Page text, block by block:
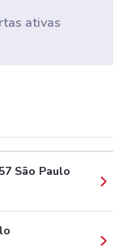
ativas
São Paulo